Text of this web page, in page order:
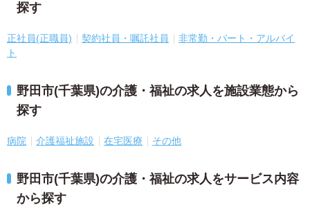
探す
正社員(正職員) 契約社員・嘱託社員
非常勤・パート・アルバイ
ト
野田市(千葉県)の介護・福祉の求人を施設業態から
探す
病院 介護福祉施設 在宅医療 その他
野田市(千葉県)の介護・福祉の求人をサービス内容
から探す